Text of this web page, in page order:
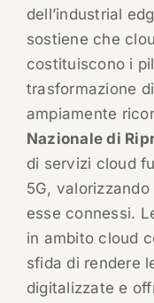
dell’industrial
sostiene che
costituiscono i
trasformazione
ampiamente
Nazionale di
di servizi cloud
5G,
esse connessi.
in ambito cloud
sfida di rendere
digitalizzate e